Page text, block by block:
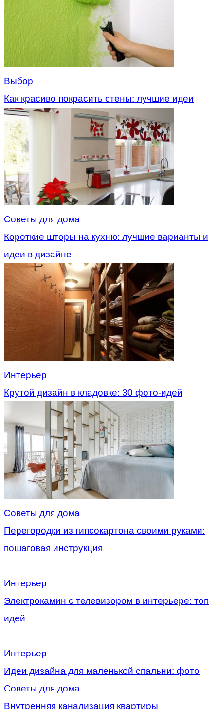
Выбор
Как красиво покрасить стены: лучшие идеи
Советы для дома
Короткие шторы на кухню: лучшие варианты и
идеи в дизайне
Интерьер
Крутой дизайн в кладовке: 30 фото-идей
Советы для дома
Перегородки из гипсокартона своими руками:
пошаговая инструкция
Интерьер
Электрокамин с телевизором в интерьере: топ
идей
Интерьер
Идеи дизайна для маленькой спальни: фото
Советы для дома
Внутренняя канализация квартиры